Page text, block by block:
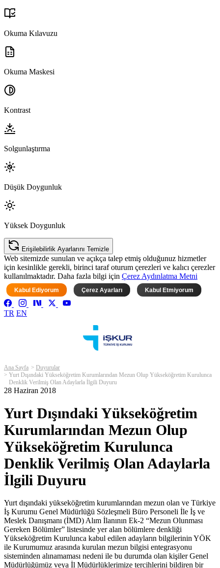
Okuma Kılavuzu
Okuma Maskesi
Kontrast
Solgunlaştırma
Düşük Doygunluk
Yüksek Doygunluk
Erişilebilirlik Ayarlarını Temizle
Web sitemizde sunulan ve açıkça talep etmiş olduğunuz hizmetler
için kesinlikle gerekli, birinci taraf oturum çerezleri ve kalıcı çerezler
kullanılmaktadır. Daha fazla bilgi için Çerez Aydınlatma Metni
Kabul Ediyorum Çerez Ayarları Kabul Etmiyorum
TR EN
Ana Sayfa
Duyurular
Yurt Dışındaki Yükseköğretim Kurumlarından Mezun Olup Yükseköğretim Kurulunca
Denklik Verilmiş Olan Adaylarla İlgili Duyuru
28 Haziran 2018
Yurt Dışındaki Yükseköğretim
Kurumlarından Mezun Olup
Yükseköğretim Kurulunca
Denklik Verilmiş Olan Adaylarla
İlgili Duyuru
Yurt dışındaki yükseköğretim kurumlarından mezun olan ve Türkiye
İş Kurumu Genel Müdürlüğü Sözleşmeli Büro Personeli İle İş ve
Meslek Danışmanı (İMD) Alım İlanının Ek-2 “Mezun Olunması
Gereken Bölümler” listesinde yer alan bölümlere denkliği
Yükseköğretim Kurulunca kabul edilen adayların bilgilerinin YÖK
ile Kurumumuz arasında kurulan mezun bilgisi entegrasyonu
sisteminden alınamaması nedeni ile bu durumda olan kişiler Genel
Müdürlüğümüz veya İl Müdürlüklerimize tercihlerini bildiren bir